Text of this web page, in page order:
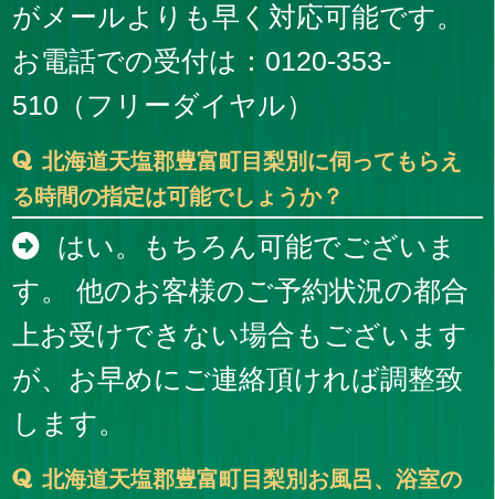
がメールよりも早く対応可能です。
お電話での受付は：0120-353-
510（フリーダイヤル）
北海道天塩郡豊富町目梨別に伺ってもらえ
る時間の指定は可能でしょうか？
はい。もちろん可能でございま
す。 他のお客様のご予約状況の都合
上お受けできない場合もございます
が、お早めにご連絡頂ければ調整致
します。
北海道天塩郡豊富町目梨別お風呂、浴室の